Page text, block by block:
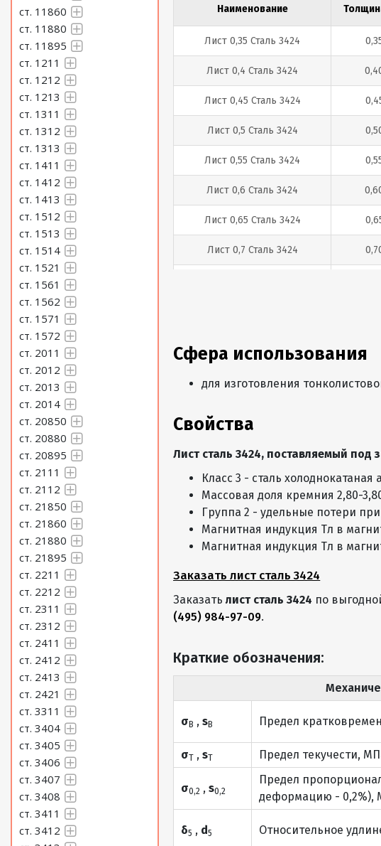
ст. 11860
ст. 11880
ст. 11895
ст. 1211
ст. 1212
ст. 1213
ст. 1311
ст. 1312
ст. 1313
ст. 1411
ст. 1412
ст. 1413
ст. 1512
ст. 1513
ст. 1514
ст. 1521
ст. 1561
ст. 1562
ст. 1571
ст. 1572
ст. 2011
ст. 2012
ст. 2013
ст. 2014
ст. 20850
ст. 20880
ст. 20895
ст. 2111
ст. 2112
ст. 21850
ст. 21860
ст. 21880
ст. 21895
ст. 2211
ст. 2212
ст. 2311
ст. 2312
ст. 2411
ст. 2412
ст. 2413
ст. 2421
ст. 3311
ст. 3404
ст. 3405
ст. 3406
ст. 3407
ст. 3408
ст. 3411
ст. 3412
Наименование
Лист 0,35 Сталь 3424
Лист 0,4 Сталь 3424
Лист 0,45 Сталь 3424
Лист 0,5 Сталь 3424
Лист 0,55 Сталь 3424
Лист 0,6 Сталь 3424
Лист 0,65 Сталь 3424
Лист 0,7 Сталь 3424
Лист 1,2 Сталь 3424
Лист 1,3 Сталь 3424 1,3
Лист 1,4 Сталь 3424 1,4
Лист 1,5 Сталь 3424 1,5
Лист 1,6 Сталь 3424 1,6
Лист 1,7 Сталь 3424
Лист 2,8 Сталь 3424 2,8
Лист 3 Сталь 3424 3,0
Лист 3,2 Сталь 3424 3,2
Сфера использования
для изготовления
Свойства
Лист сталь 3424, поставляемый
Класс 3 - сталь
Массовая доля кремния 2,80-
Группа 2 - удельные потери
Магнитная индукция Tл в
Магнитная индукция Tл в
Заказать лист сталь 3424
Заказатьлист сталь 3424 по
(495) 984-97-09.
Краткие обозначения:
σВ ,sВ Предел
σТ ,sТ Предел текучести,
σ0,2 ,s0,2
Предел
деформацию - 0,2%),
δ5 , d5 Относительное